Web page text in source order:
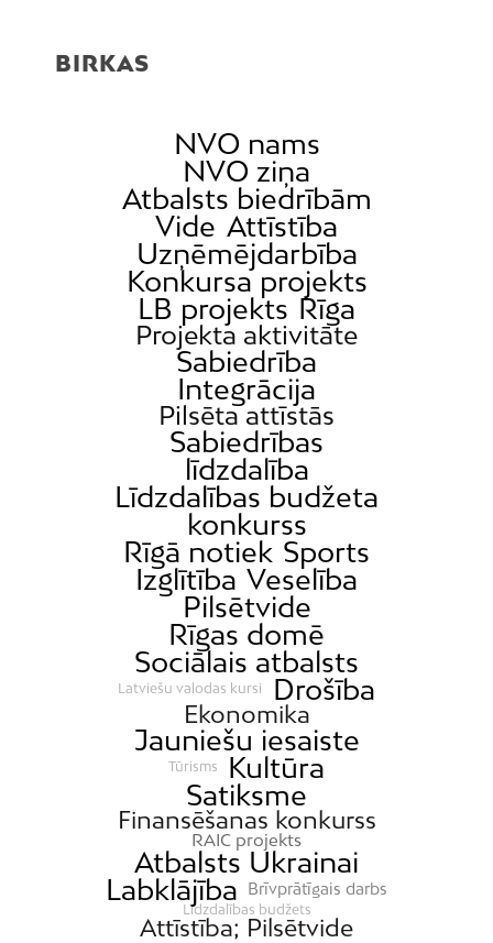
BIRKAS
NVO nams
NVO ziņa
Atbalsts biedrībām
Vide Attīstība
Uzņēmējdarbība
Konkursa projekts
LB projekts Rīga
Projekta aktivitāte
Sabiedrība
Integrācija
Pilsēta attīstās
Sabiedrības
līdzdalība
Līdzdalības budžeta
konkurss
Rīgā notiek Sports
Izglītība Veselība
Pilsētvide
Rīgas domē
Sociālais atbalsts
Latviešu valodas kursi Drošība
Ekonomika
Jauniešu iesaiste
Tūrisms
Kultūra
Satiksme
Finansēšanas konkurss
RAIC projekts
Atbalsts Ukrainai
Labklājība
Brīvprātīgais darbs
Līdzdalības budžets
Attīstība; Pilsētvide